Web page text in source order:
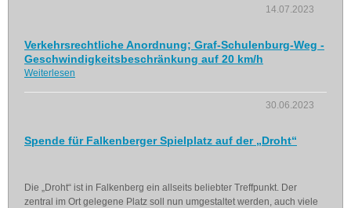
14.07.2023
Verkehrsrechtliche Anordnung; Graf-Schulenburg-Weg -
Geschwindigkeitsbeschränkung auf 20 km/h
Weiterlesen
30.06.2023
Spende für Falkenberger Spielplatz auf der „Droht“
Die „Droht“ ist in Falkenberg ein allseits beliebter Treffpunkt. Der
zentral im Ort gelegene Platz soll nun umgestaltet werden, auch viele